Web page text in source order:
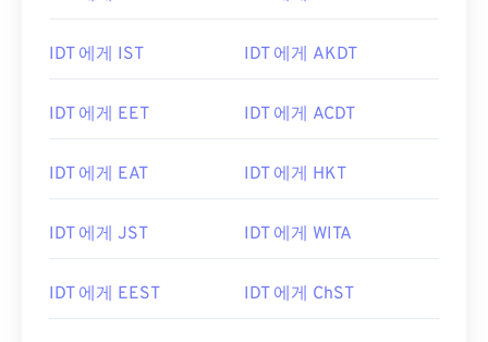
IDT 에게 IST IDT 에게 AKDT
IDT 에게 EET IDT 에게 ACDT
IDT 에게 EAT IDT 에게 HKT
IDT 에게 JST IDT 에게 WITA
IDT 에게 EEST IDT 에게 ChST